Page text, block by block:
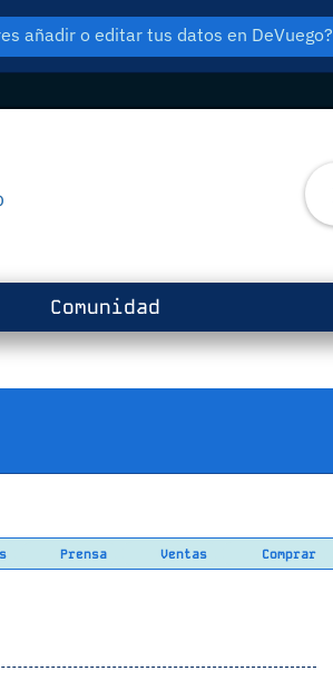
añadir o editar tus datos en DeVuego?
Comunidad
Prensa Ventas Comprar